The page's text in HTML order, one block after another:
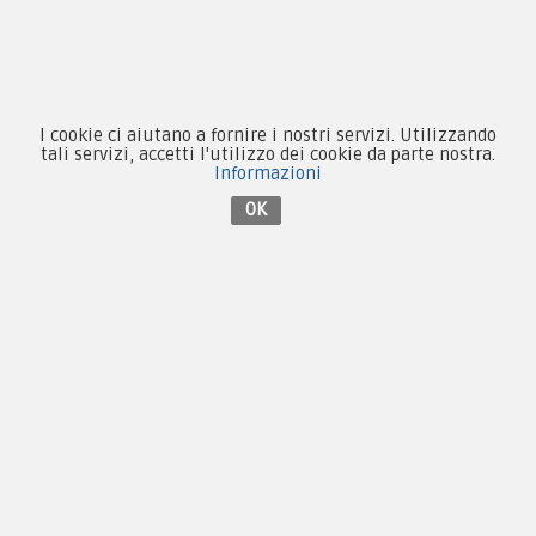
Contattaci su Facebook
I cookie ci aiutano a fornire i nostri servizi. Utilizzando
tali servizi, accetti l'utilizzo dei cookie da parte nostra.
Informazioni
OK